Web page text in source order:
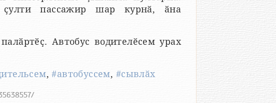
пассажир шар курнӑ, ӑна
Автобус водителӗсем урах
,#автобуссем, #сывлӑх